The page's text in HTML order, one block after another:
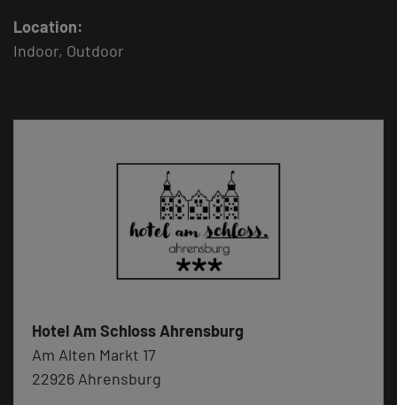
Location:
Indoor, Outdoor
Hotel Am Schloss Ahrensburg
Am Alten Markt 17
22926 Ahrensburg